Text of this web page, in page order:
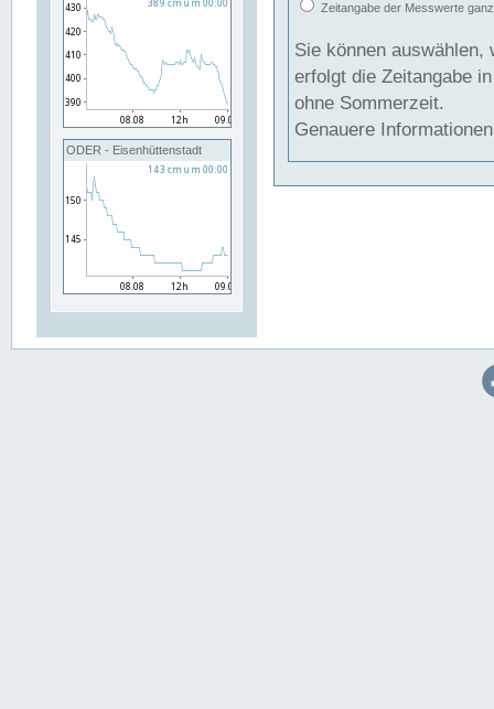
ODER - Eisenhüttenstadt
Zeitangabe der Messwerte
Sie können auswählen,
erfolgt die Zeitangabe
ohne Sommerzeit.
Genauere